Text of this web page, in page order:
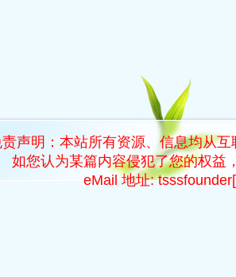
责声明：本站所有资源、信息均从
如您认为某篇内容侵犯了您的权益
eMail 地址: